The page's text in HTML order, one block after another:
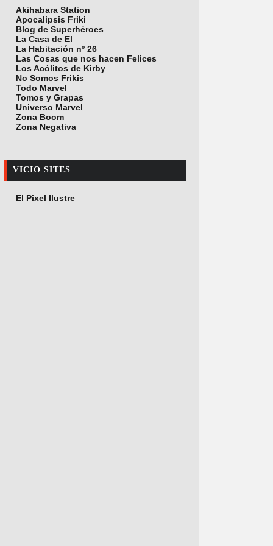
Akihabara Station
Apocalipsis Friki
Blog de Superhéroes
La Casa de El
La Habitación nº 26
Las Cosas que nos hacen Felices
Los Acólitos de Kirby
No Somos Frikis
Todo Marvel
Tomos y Grapas
Universo Marvel
Zona Boom
Zona Negativa
VICIO SITES
El Pixel Ilustre